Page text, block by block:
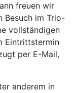
freuen wir
Besuch im Trio-
vollständigen
Eintrittstermin
per E-Mail,
anderem in